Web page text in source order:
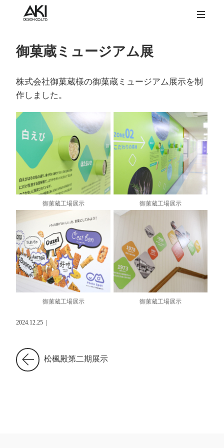
御菓蔵ミュージアム展
株式会社御菓蔵様の御菓蔵ミュージアム展示を制
作しました。
御菓蔵工場展示 御菓蔵工場展示
御菓蔵工場展示 御菓蔵工場展示
2024.12.25
松楓殿第二期展示